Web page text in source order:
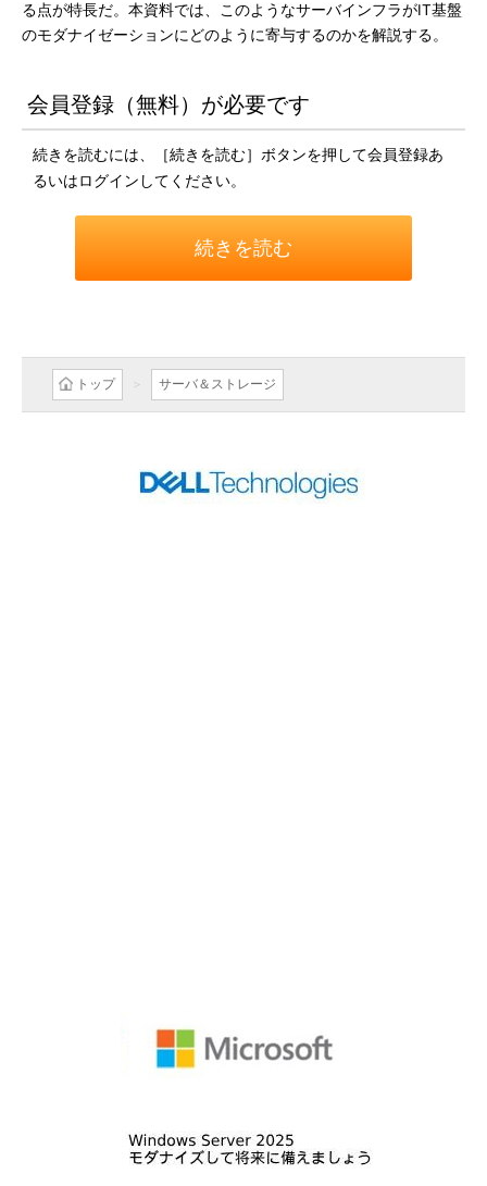
る点が特長だ。本資料では、このようなサーバインフラがIT基盤
のモダナイゼーションにどのように寄与するのかを解説する。
会員登録（無料）が必要です
続きを読むには、［続きを読む］ボタンを押して会員登録あ
るいはログインしてください。
続きを読む
トップ サーバ＆ストレージ